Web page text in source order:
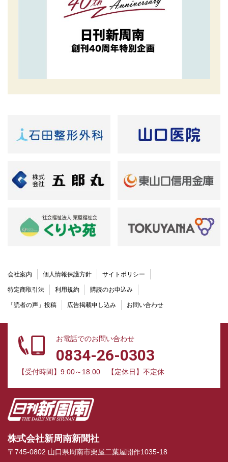
会社案内 個人情報保護方針 サイトポリシー
特定商取引法 利用規約 購読のお申込み
「読者の声」投稿 広告掲載申し込み お問い合わせ
お電話でのお問い合わせ
0834-26-0303
【受付時間】9:00～18:00 【定休日】不定休
株式会社新周南新聞社
〒745-0802 山口県周南市栗屋二葉屋開作1035-18